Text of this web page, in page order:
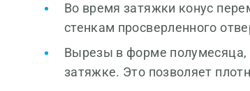
Во время затяжки конус
стенкам просверленного
Вырезы в форме
затяжке. Это позволяет